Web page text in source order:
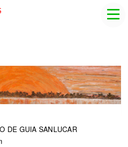
DE GUIA SANLUCAR